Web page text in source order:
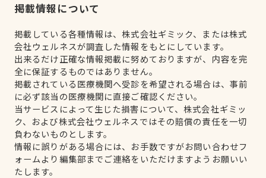
掲載情報について
掲載している各種情報は、株式会社ギミック、または株式
会社ウェルネスが調査した情報をもとにしています。
出来るだけ正確な情報掲載に努めておりますが、内容を完
全に保証するものではありません。
掲載されている医療機関へ受診を希望される場合は、事前
に必ず該当の医療機関に直接ご確認ください。
当サービスによって生じた損害について、株式会社ギミッ
ク、および株式会社ウェルネスではその賠償の責任を一切
負わないものとします。
情報に誤りがある場合には、お手数ですがお問い合わせフ
ォームより編集部までご連絡をいただけますようお願いい
たします。